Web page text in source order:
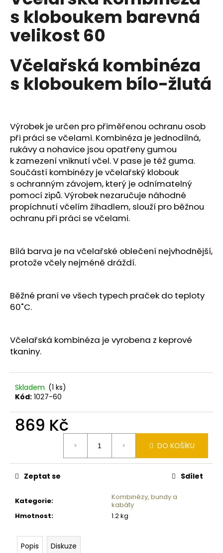
z
5
hvězdiček.
s kloboukem barevná
velikost 60
Včelařská kombinéza
s kloboukem bílo-žlutá
Výrobek je určen pro přiměřenou ochranu osob
při práci se včelami. Kombinéza je jednodílná,
rukávy a nohavice jsou opatřeny gumou
k zamezení vniknutí včel. V pase je též guma.
Součástí kombinézy je včelařský klobouk
s ochranným závojem, který je odnímatelný
pomocí zipů. Výrobek nezaručuje náhodné
propíchnutí včelím žihadlem, slouží pro běžnou
ochranu při práci se včelami.
Bílá barva je na včelařské oblečení nejvhodnější,
protože včely nejméně dráždí.
Běžné praní ve všech typech praček do teploty
60˚C.
Včelařská kombinéza je vyrobena z keprové
tkaniny.
Skladem (1 ks)
Kód: 1027-60
869 Kč
DO KOŠÍKU
Kategorie:
Kombinézy, bundy a
kabáty
Hmotnost: 1.2 kg
Zeptat se Sdílet
Popis Diskuze
a
j
í
?
D
o
p
o
r
u
č
j
e
m
OSIVO
VRATIČOLISTÁ
MEVA
1
199
Kč